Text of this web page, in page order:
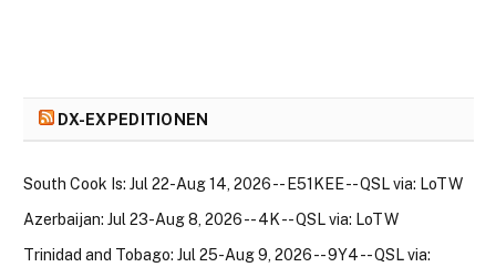
DX-EXPEDITIONEN
South Cook Is: Jul 22-Aug 14, 2026 -- E51KEE -- QSL via: LoTW
Azerbaijan: Jul 23-Aug 8, 2026 -- 4K -- QSL via: LoTW
Trinidad and Tobago: Jul 25-Aug 9, 2026 -- 9Y4 -- QSL via: